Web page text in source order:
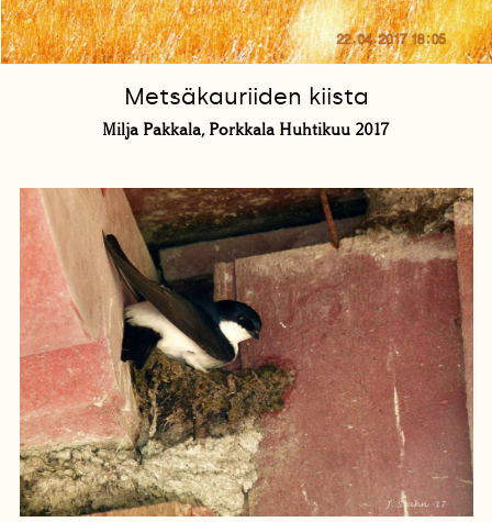
Metsäkauriiden kiista
Milja Pakkala, Porkkala Huhtikuu 2017